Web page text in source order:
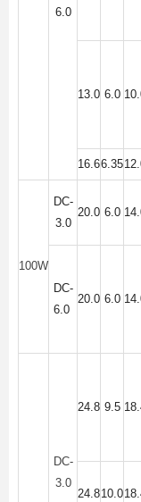
6.0
13.0 6.0
16.66.35
100W
DC-
3.0
20.0 6.0
DC-
6.0
20.0 6.0
DC-
3.0
24.8 9.5
24.810.0